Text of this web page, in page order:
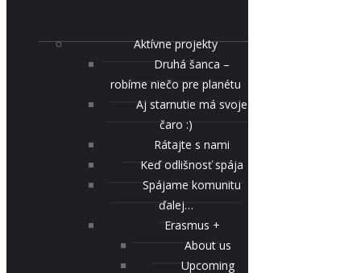
Aktívne projekty
Druhá šanca –
robíme niečo pre planétu
Aj starnutie má svoje
čaro :)
Rátajte s nami
Keď odlišnosť spája
Spájame komunitu
ďalej…
Erasmus +
About us
Upcoming